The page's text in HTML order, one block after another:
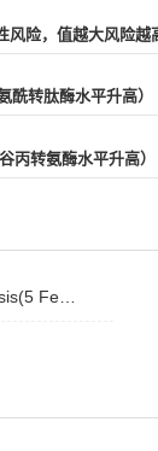
风险，值越大风险
酰转肽酶水平升高）
丙转氨酶水平升高）
2017)